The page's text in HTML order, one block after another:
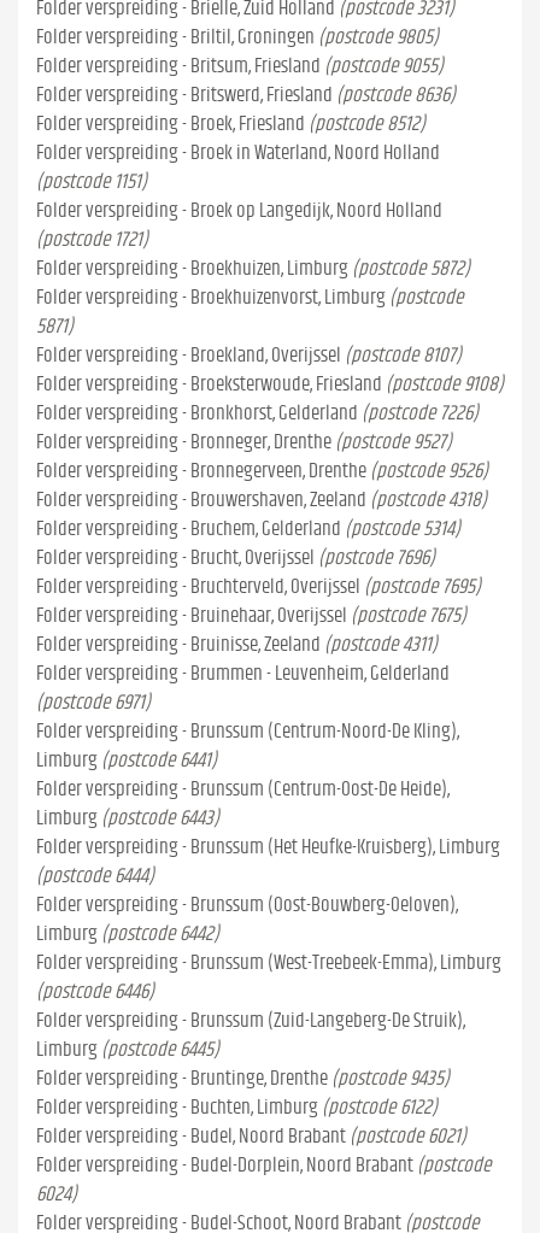
Folder verspreiding - Brielle, Zuid Holland (postcode 3231)
Folder verspreiding - Briltil, Groningen (postcode 9805)
Folder verspreiding - Britsum, Friesland (postcode 9055)
Folder verspreiding - Britswerd, Friesland (postcode 8636)
Folder verspreiding - Broek, Friesland (postcode 8512)
Folder verspreiding - Broek in Waterland, Noord Holland
(postcode 1151)
Folder verspreiding - Broek op Langedijk, Noord Holland
(postcode 1721)
Folder verspreiding - Broekhuizen, Limburg (postcode 5872)
Folder verspreiding - Broekhuizenvorst, Limburg (postcode
5871)
Folder verspreiding - Broekland, Overijssel (postcode 8107)
Folder verspreiding - Broeksterwoude, Friesland (postcode 9108)
Folder verspreiding - Bronkhorst, Gelderland (postcode 7226)
Folder verspreiding - Bronneger, Drenthe (postcode 9527)
Folder verspreiding - Bronnegerveen, Drenthe (postcode 9526)
Folder verspreiding - Brouwershaven, Zeeland (postcode 4318)
Folder verspreiding - Bruchem, Gelderland (postcode 5314)
Folder verspreiding - Brucht, Overijssel (postcode 7696)
Folder verspreiding - Bruchterveld, Overijssel (postcode 7695)
Folder verspreiding - Bruinehaar, Overijssel (postcode 7675)
Folder verspreiding - Bruinisse, Zeeland (postcode 4311)
Folder verspreiding - Brummen - Leuvenheim, Gelderland
(postcode 6971)
Folder verspreiding - Brunssum (Centrum-Noord-De Kling),
Limburg (postcode 6441)
Folder verspreiding - Brunssum (Centrum-Oost-De Heide),
Limburg (postcode 6443)
Folder verspreiding - Brunssum (Het Heufke-Kruisberg), Limburg
(postcode 6444)
Folder verspreiding - Brunssum (Oost-Bouwberg-Oeloven),
Limburg (postcode 6442)
Folder verspreiding - Brunssum (West-Treebeek-Emma), Limburg
(postcode 6446)
Folder verspreiding - Brunssum (Zuid-Langeberg-De Struik),
Limburg (postcode 6445)
Folder verspreiding - Bruntinge, Drenthe (postcode 9435)
Folder verspreiding - Buchten, Limburg (postcode 6122)
Folder verspreiding - Budel, Noord Brabant (postcode 6021)
Folder verspreiding - Budel-Dorplein, Noord Brabant (postcode
6024)
Folder verspreiding - Budel-Schoot, Noord Brabant (postcode